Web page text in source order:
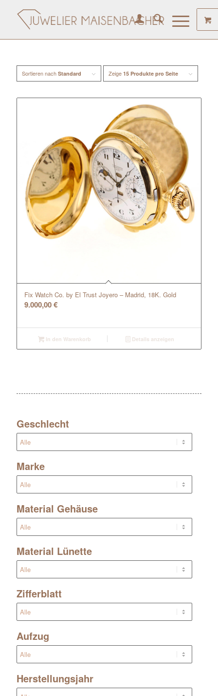
Sortieren nach Standard Zeige 15 Produkte pro Seite
Fix Watch Co. by El Trust Joyero – Madrid, 18K. Gold
9.000,00€
In den Warenkorb Details anzeigen
Geschlecht
Marke
Material Gehäuse
Material Lünette
Zifferblatt
Aufzug
Herstellungsjahr